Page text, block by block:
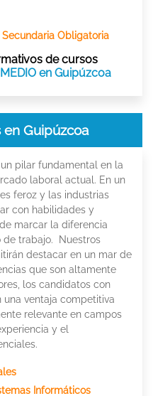
Obligatoria
de cursos
MEDIO en Guipúzcoa
en Guipúzcoa
pilar fundamental en la
laboral actual. En un
feroz y las industrias
con habilidades y
marcar la diferencia
de trabajo. Nuestros
destacar en un mar de
que son altamente
los candidatos con
ventaja competitiva
relevante en campos
y el
Informáticos